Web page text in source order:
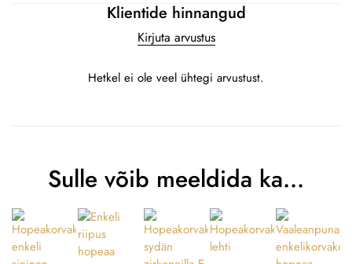
Klientide hinnangud
Kirjuta arvustus
Hetkel ei ole veel ühtegi arvustust.
Sulle võib meeldida ka…